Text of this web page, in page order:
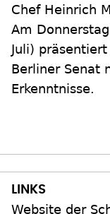
Chef Heinrich
Am
Juli)
Berliner Senat
Erkenntnisse.
Website der